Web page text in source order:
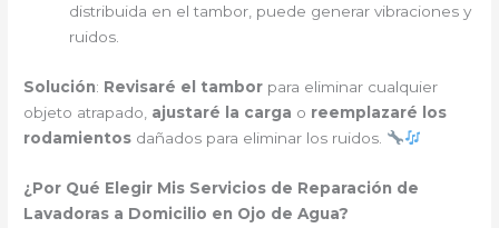
distribuida en el tambor, puede generar vibraciones y
ruidos.
Solución: Revisaré el tambor para eliminar cualquier
objeto atrapado, ajustaré la carga o reemplazaré los
rodamientos dañados para eliminar los ruidos.
¿Por Qué Elegir Mis Servicios de Reparación de
Lavadoras a Domicilio en Ojo de Agua?